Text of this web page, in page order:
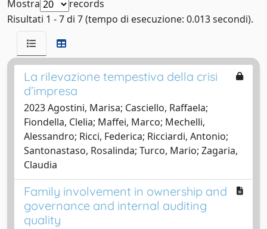
Mostra
records
Risultati 1 - 7 di 7 (tempo di esecuzione: 0.013 secondi).
La rilevazione tempestiva della crisi
d’impresa
2023 Agostini, Marisa; Casciello, Raffaela;
Fiondella, Clelia; Maffei, Marco; Mechelli,
Alessandro; Ricci, Federica; Ricciardi, Antonio;
Santonastaso, Rosalinda; Turco, Mario; Zagaria,
Claudia
Family involvement in ownership and
governance and internal auditing
quality